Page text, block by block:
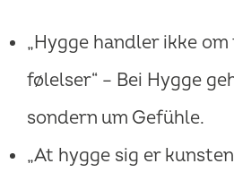
„Hygge handler ikke
følelser“ – Bei Hygge
sondern um Gefühle.
„At hygge sig er